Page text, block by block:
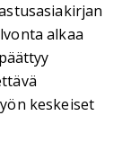
alkaa
keskeiset